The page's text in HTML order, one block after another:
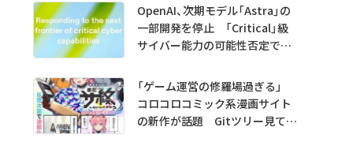
OpenAI、次期モデル「Astra」の
一部開発を停止 「Critical」級
サイバー能力の可能性否定でき
「ゲーム運営の修羅場過ぎる」
コロコロコミック系漫画サイト
の新作が話題 Gitツリー見てガ